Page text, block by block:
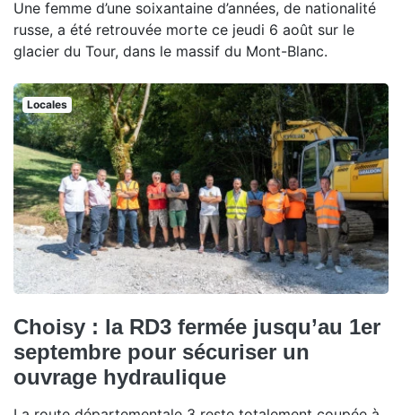
Une femme d’une soixantaine d’années, de nationalité
russe, a été retrouvée morte ce jeudi 6 août sur le
glacier du Tour, dans le massif du Mont-Blanc.
Locales
Choisy : la RD3 fermée jusqu’au 1er
septembre pour sécuriser un
ouvrage hydraulique